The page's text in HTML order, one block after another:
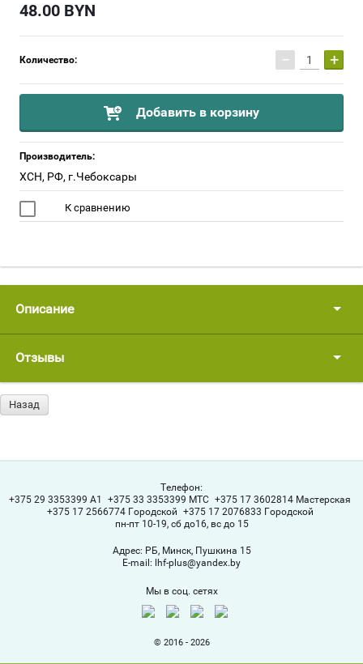
48.00 BYN
Количество: − +
Добавить в корзину
Производитель:
ХСН, РФ, г.Чебоксары
К сравнению
Описание
Отзывы
Назад
Телефон:
+375 29 3353399 A1
+375 33 3353399 МТС +375 17 3602814 Мастерская
+375 17 2566774 Городской +375 17 2076833 Городской
пн-пт 10-19, сб до16, вс до 15
Адрес: РБ, Минск, Пушкина 15
Е-mail:
lhf-plus@yandex.by
Мы в соц. сетях
© 2016 - 2026